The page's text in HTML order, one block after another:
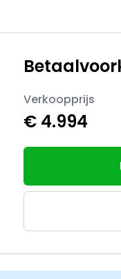
Verkoopprijs
€ 4.994